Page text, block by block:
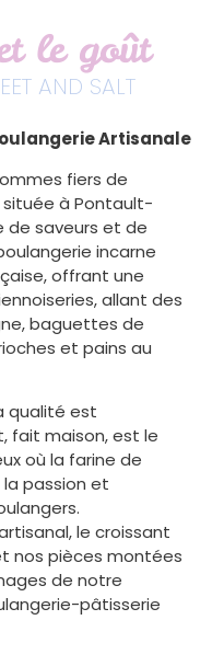
le goût
AND SALT
Artisanale
fiers de
à Pontault-
de saveurs et de
incarne
offrant une
allant des
baguettes de
et pains au
qualité est
fait maison, est le
où la farine de
passion et
le croissant
nos pièces montées
de notre
pâtisserie